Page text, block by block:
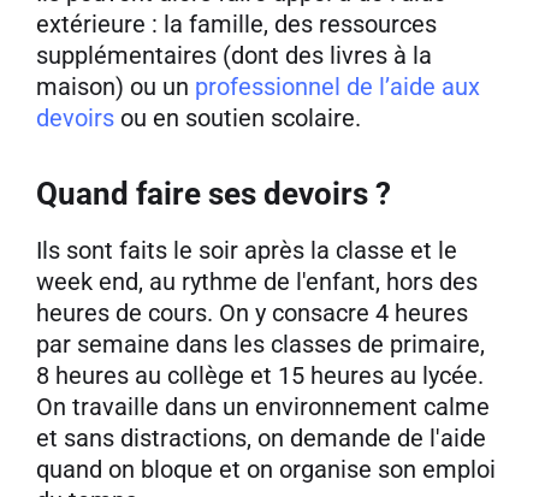
extérieure : la famille, des ressources
supplémentaires (dont des livres à la
maison) ou un professionnel de l’aide aux
devoirs ou en soutien scolaire.
Quand faire ses devoirs ?
Ils sont faits le soir après la classe et le
week end, au rythme de l'enfant, hors des
heures de cours. On y consacre 4 heures
par semaine dans les classes de primaire,
8 heures au collège et 15 heures au lycée.
On travaille dans un environnement calme
et sans distractions, on demande de l'aide
quand on bloque et on organise son emploi